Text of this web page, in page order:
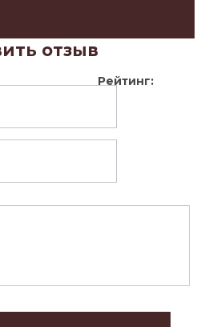
отзыв
Рейтинг: